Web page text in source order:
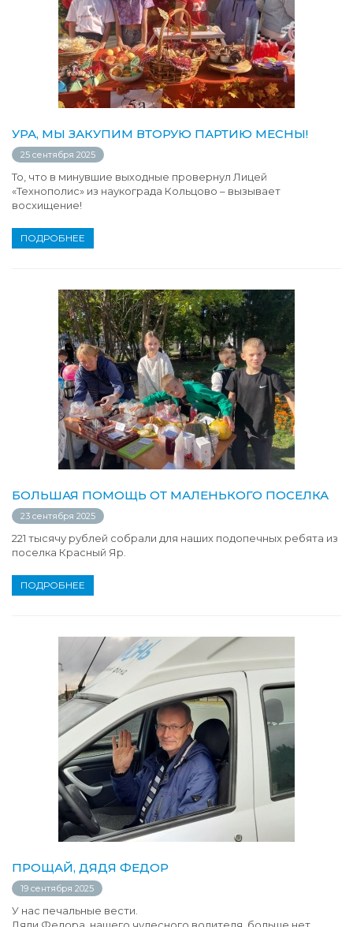
УРА, МЫ ЗАКУПИМ ВТОРУЮ ПАРТИЮ МЕСНЫ!
25 сентября 2025
То, что в минувшие выходные провернул Лицей
«Технополис» из наукограда Кольцово – вызывает
восхищение!
ПОДРОБНЕЕ
БОЛЬШАЯ ПОМОЩЬ ОТ МАЛЕНЬКОГО ПОСЕЛКА
23 сентября 2025
221 тысячу рублей собрали для наших подопечных ребята из
поселка Красный Яр.
ПОДРОБНЕЕ
ПРОЩАЙ, ДЯДЯ ФЕДОР
19 сентября 2025
У нас печальные вести.